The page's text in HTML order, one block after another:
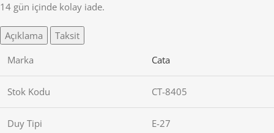
14 gün içinde kolay iade.
Açıklama
Taksit
Marka
Cata
Stok Kodu CT-8405
Duy Tipi E-27